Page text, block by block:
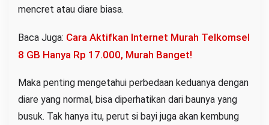
mencret atau diare biasa.
Baca Juga: Cara Aktifkan Internet Murah Telkomsel
8 GB Hanya Rp 17.000, Murah Banget!
Maka penting mengetahui perbedaan keduanya dengan
diare yang normal, bisa diperhatikan dari baunya yang
busuk. Tak hanya itu, perut si bayi juga akan kembung